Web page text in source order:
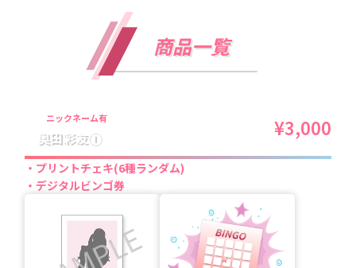
商品一覧
ニックネーム有
奥田彩友① ¥3,000
プリントチェキ(6種ランダム)
デジタルビンゴ券